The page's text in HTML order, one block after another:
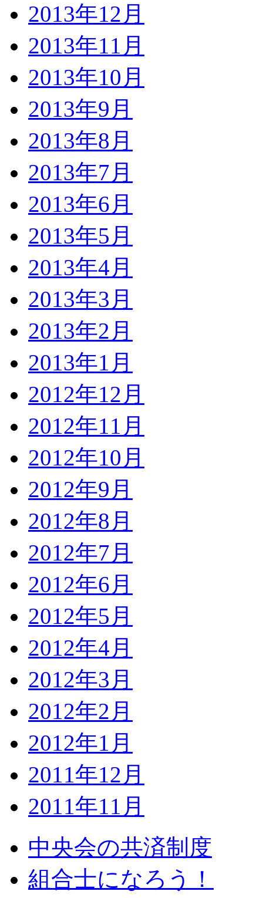
2013年12月
2013年11月
2013年10月
2013年9月
2013年8月
2013年7月
2013年6月
2013年5月
2013年4月
2013年3月
2013年2月
2013年1月
2012年12月
2012年11月
2012年10月
2012年9月
2012年8月
2012年7月
2012年6月
2012年5月
2012年4月
2012年3月
2012年2月
2012年1月
2011年12月
2011年11月
中央会の共済制度
組合士になろう！